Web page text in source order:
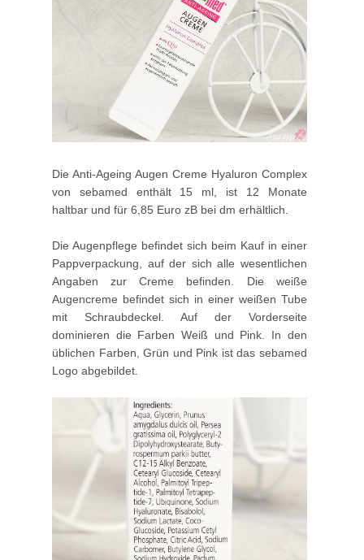
Die Anti-Ageing Augen Creme Hyaluron Complex
von sebamed enthält 15 ml, ist 12 Monate
haltbar und für 6,85 Euro zB bei dm erhältlich.
Die Augenpflege befindet sich beim Kauf in einer
Pappverpackung, auf der sich alle wesentlichen
Angaben zur Creme befinden. Die weiße
Augencreme befindet sich in einer weißen Tube
mit Schraubdeckel. Auf der Vorderseite
dominieren die Farben Weiß und Pink. In den
üblichen Farben, Grün und Pink ist das sebamed
Logo abgebildet.